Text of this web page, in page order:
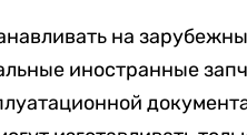
на
иностранные